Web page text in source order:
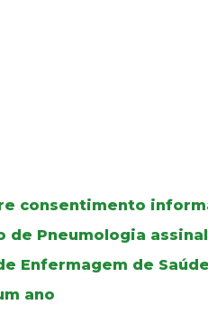
consentimento
de Pneumologia
Enfermagem de
ano